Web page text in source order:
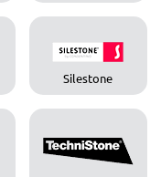
Silestone